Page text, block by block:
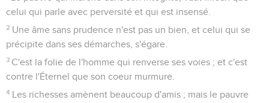
celui qui parle avec perversité et qui est insensé.
2 Une âme sans prudence n'est pas un bien, et celui qui se
précipite dans ses démarches, s'égare.
3 C'est la folie de l'homme qui renverse ses voies ; et c'est
contre l'Éternel que son coeur murmure.
4 Les richesses amènent beaucoup d'amis ; mais le pauvre